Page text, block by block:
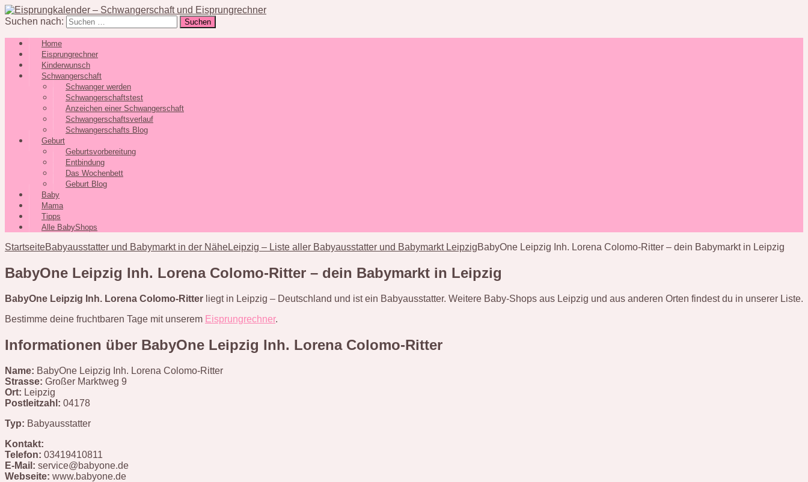
Suchen nach:
Home
Eisprungrechner
Kinderwunsch
Schwangerschaft
Schwanger werden
Schwangerschaftstest
Anzeichen einer Schwangerschaft
Schwangerschaftsverlauf
Schwangerschafts Blog
Geburt
Geburtsvorbereitung
Entbindung
Das Wochenbett
Geburt Blog
Baby
Mama
Tipps
Alle BabyShops
StartseiteBabyausstatter und Babymarkt in der NäheLeipzig – Liste aller Babyausstatter und Babymarkt LeipzigBabyOne Leipzig Inh. Lorena Colomo-Ritter – dein Babymarkt in Leipzig
BabyOne Leipzig Inh. Lorena Colomo-Ritter – dein Babymarkt in Leipzig
BabyOne Leipzig Inh. Lorena Colomo-Ritter liegt in Leipzig – Deutschland und ist ein Babyausstatter. Weitere Baby-Shops aus Leipzig und aus anderen Orten findest du in unserer Liste.
Bestimme deine fruchtbaren Tage mit unserem Eisprungrechner.
Informationen über BabyOne Leipzig Inh. Lorena Colomo-Ritter
Name: BabyOne Leipzig Inh. Lorena Colomo-Ritter
Strasse: Großer Marktweg 9
Ort: Leipzig
Postleitzahl: 04178
Typ: Babyausstatter
Kontakt:
Telefon: 03419410811
E-Mail: service@babyone.de
Webseite: www.babyone.de